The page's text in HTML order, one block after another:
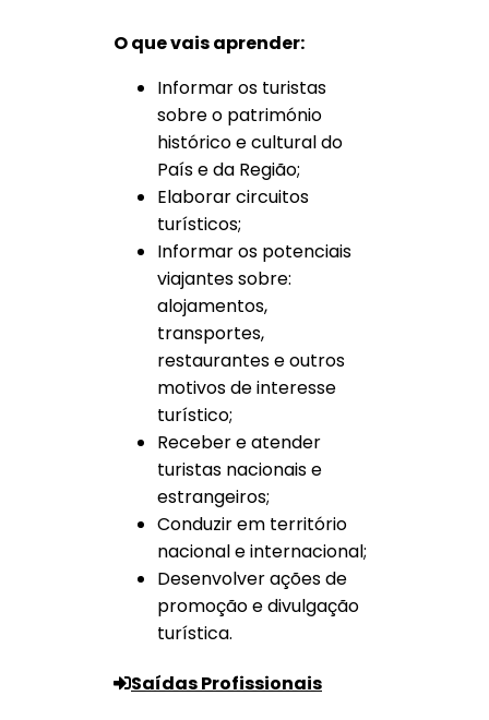
O que vais aprender:
Informar os turistas
sobre o património
histórico e cultural do
País e da Região;
Elaborar circuitos
turísticos;
Informar os potenciais
viajantes sobre:
alojamentos,
transportes,
restaurantes e outros
motivos de interesse
turístico;
Receber e atender
turistas nacionais e
estrangeiros;
Conduzir em território
nacional e internacional;
Desenvolver ações de
promoção e divulgação
turística.
Saídas Profissionais